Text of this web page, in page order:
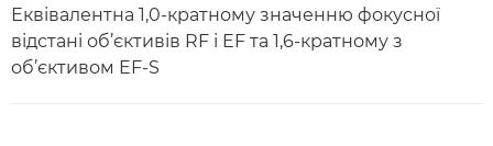
Еквівалентна 1,0-кратному значенню фокусної
відстані об’єктивів RF і EF та 1,6-кратному з
об’єктивом EF-S